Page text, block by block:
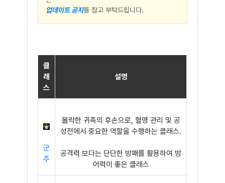
업데이트 공지를 참고 부탁드립니다.
클
래
스
설명
군
주
몰락한 귀족의 후손으로, 혈맹 관리 및 공
성전에서 중요한 역할을 수행하는 클래스.
공격력 보다는 단단한 방패를 활용하여 방
어력이 좋은 클래스